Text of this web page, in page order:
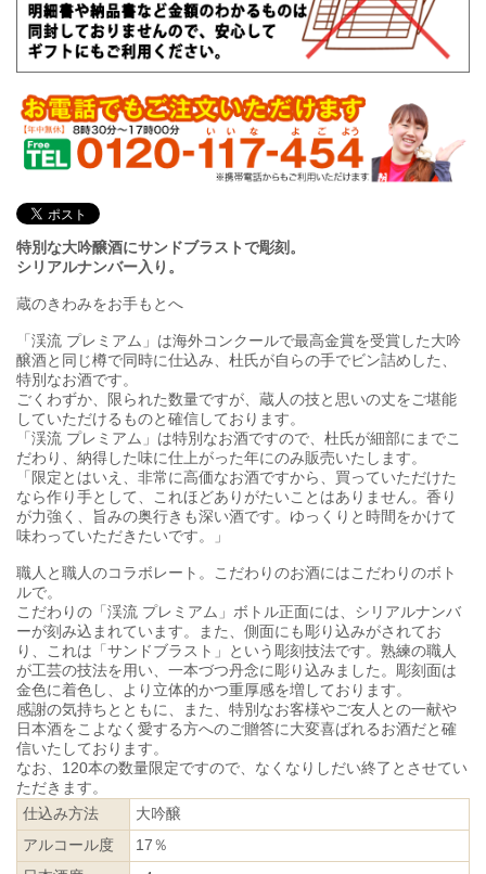
特別な大吟醸酒にサンドブラストで彫刻。
シリアルナンバー入り。
蔵のきわみをお手もとへ
「渓流 プレミアム」は海外コンクールで最高金賞を受賞した大吟
醸酒と同じ樽で同時に仕込み、杜氏が自らの手でビン詰めした、
特別なお酒です。
ごくわずか、限られた数量ですが、蔵人の技と思いの丈をご堪能
していただけるものと確信しております。
「渓流 プレミアム」は特別なお酒ですので、杜氏が細部にまでこ
だわり、納得した味に仕上がった年にのみ販売いたします。
「限定とはいえ、非常に高価なお酒ですから、買っていただけた
なら作り手として、これほどありがたいことはありません。香り
が力強く、旨みの奥行きも深い酒です。ゆっくりと時間をかけて
味わっていただきたいです。」
職人と職人のコラボレート。こだわりのお酒にはこだわりのボト
ルで。
こだわりの「渓流 プレミアム」ボトル正面には、シリアルナンバ
ーが刻み込まれています。また、側面にも彫り込みがされてお
り、これは「サンドブラスト」という彫刻技法です。熟練の職人
が工芸の技法を用い、一本づつ丹念に彫り込みました。彫刻面は
金色に着色し、より立体的かつ重厚感を増しております。
感謝の気持ちとともに、また、特別なお客様やご友人との一献や
日本酒をこよなく愛する方へのご贈答に大変喜ばれるお酒だと確
信いたしております。
なお、120本の数量限定ですので、なくなりしだい終了とさせてい
ただきます。
仕込み方法
大吟醸
アルコール度
17％